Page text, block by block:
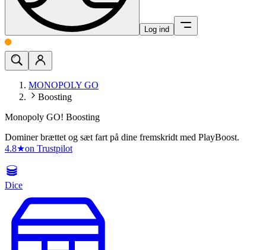
Log ind
MONOPOLY GO
Boosting
Monopoly GO! Boosting
Dominer brættet og sæt fart på dine fremskridt med PlayBoost.
4.8★on Trustpilot
Dice